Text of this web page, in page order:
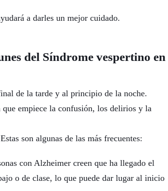
a darles un mejor cuidado.
del Síndrome vespertino en
de la tarde y al principio de la noche.
empiece la confusión, los delirios y la
son algunas de las más frecuentes:
con Alzheimer creen que ha llegado el
o de clase, lo que puede dar lugar al inicio